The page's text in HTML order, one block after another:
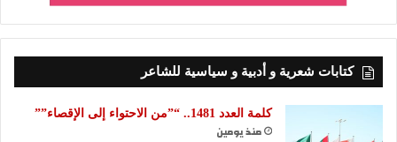
كتابات شعرية و أدبية و سياسية للشاعر
كلمة العدد 1481.. “”من الاحتواء إلى الإقصاء””
منذ يومين